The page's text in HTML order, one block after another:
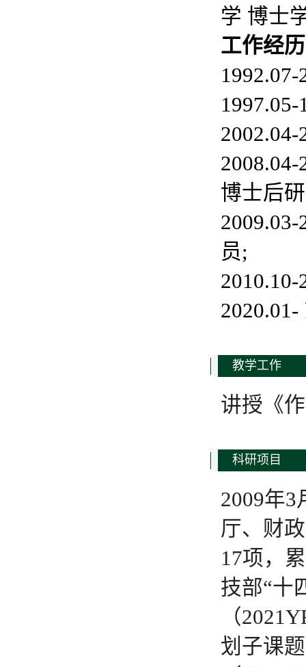
学 博士
工作经
博士后
员;
教学工作
讲授《
科研项目
2009年
厅、财
17项，
技部“十
（
划子课